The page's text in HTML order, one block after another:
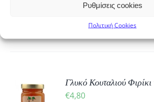
Ρυθμίσεις cookies
Πολιτική Cookies
Προέλευση:
Γλυκό Κουταλιού
€4,80